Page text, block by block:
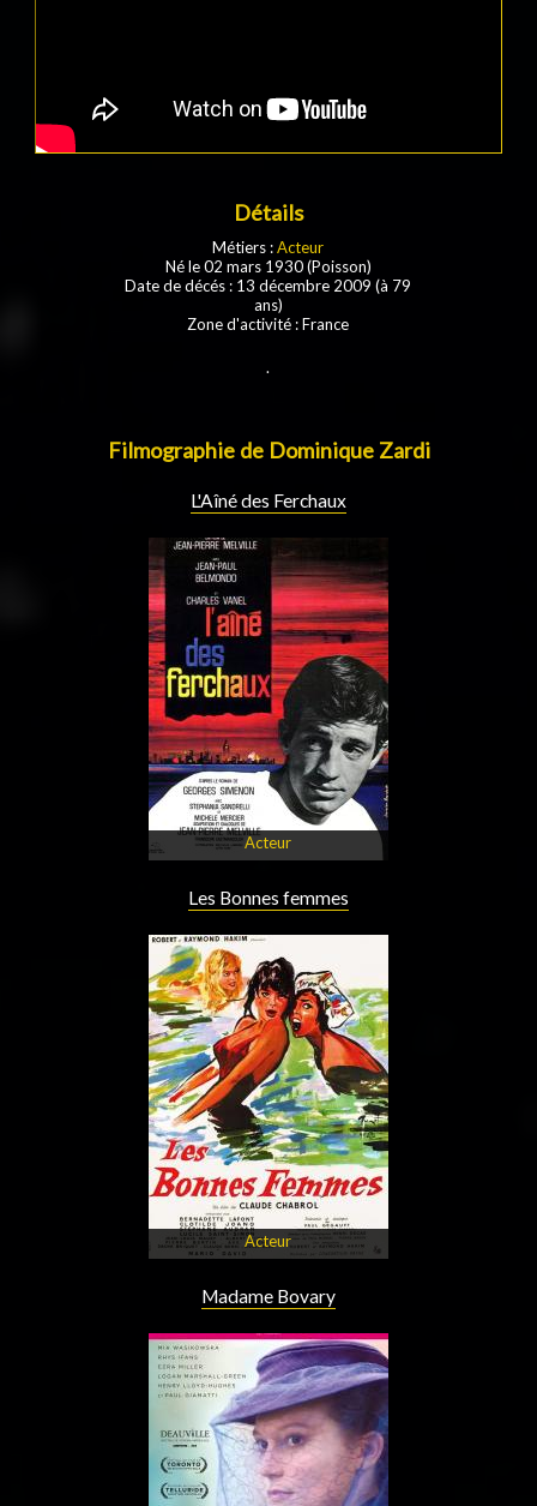
Détails
Métiers :Acteur
Né le 02 mars 1930 (Poisson)
Date de décés : 13 décembre 2009 (à 79
ans)
Zone d'activité : France
.
Filmographie de Dominique Zardi
L'Aîné des Ferchaux
Acteur
Les Bonnes femmes
Acteur
Madame Bovary